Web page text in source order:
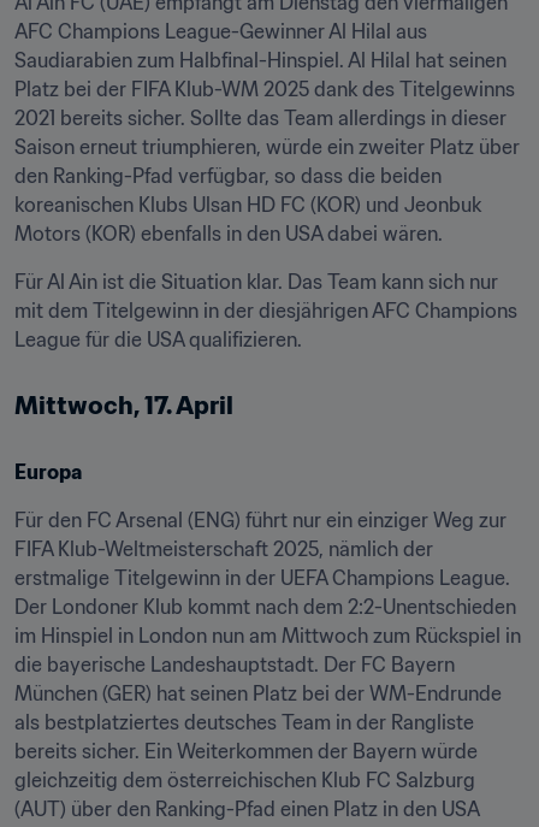
AFC Champions League-Gewinner Al Hilal aus
Saudiarabien zum Halbfinal-Hinspiel. Al Hilal hat seinen
Platz bei der FIFA Klub-WM 2025 dank des Titelgewinns
2021 bereits sicher. Sollte das Team allerdings in dieser
Saison erneut triumphieren, würde ein zweiter Platz über
den Ranking-Pfad verfügbar, so dass die beiden
koreanischen Klubs Ulsan HD FC (KOR) und Jeonbuk
Motors (KOR) ebenfalls in den USA dabei wären.
Für Al Ain ist die Situation klar. Das Team kann sich nur
mit dem Titelgewinn in der diesjährigen AFC Champions
League für die USA qualifizieren.
Mittwoch, 17. April
Europa
Für den FC Arsenal (ENG) führt nur ein einziger Weg zur
FIFA Klub-Weltmeisterschaft 2025, nämlich der
erstmalige Titelgewinn in der UEFA Champions League.
Der Londoner Klub kommt nach dem 2:2-Unentschieden
im Hinspiel in London nun am Mittwoch zum Rückspiel in
die bayerische Landeshauptstadt. Der FC Bayern
München (GER) hat seinen Platz bei der WM-Endrunde
als bestplatziertes deutsches Team in der Rangliste
bereits sicher. Ein Weiterkommen der Bayern würde
gleichzeitig dem österreichischen Klub FC Salzburg
(AUT) über den Ranking-Pfad einen Platz in den USA